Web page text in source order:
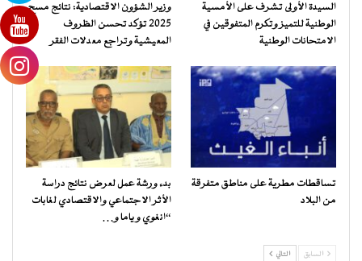
السيدة الأولى تشرف على الأمسية
الوطنية للتميز وتكرم المتفوقين في
الامتحانات الوطنية
وزير الشؤون الاقتصادية: نتائج مسح
2025 تؤكد تحسن الظروف
المعيشية وتراجع معدلات الفقر
تساقطات مطرية على مناطق متفرقة
من البلاد
بدء ورشة عمل لعرض نتائج دراسة
الأثر الاجتماعي والاقتصادي لغابات
“انغوي و ياما و…
السابق التالي